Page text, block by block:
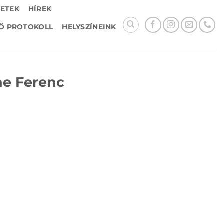
HÍREK
PROTOKOLL
HELYSZÍNEINK
Ferenc